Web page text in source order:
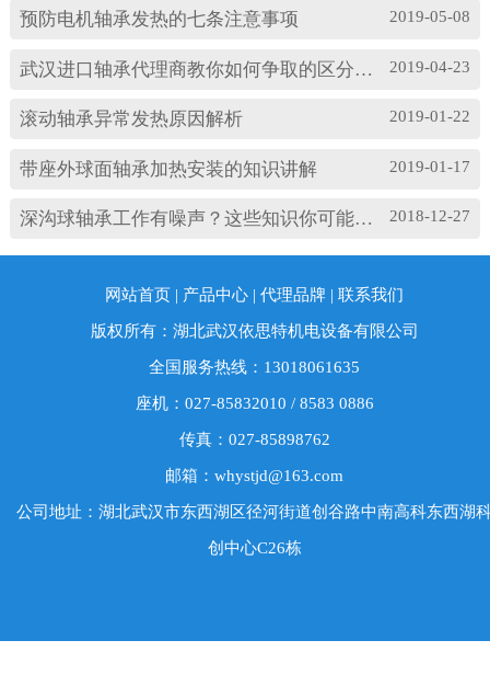
振动产生影响。其中造成温度过高的原因主要
松；(3)轴承与轴套配合过松；(4)润滑油有杂质；
损坏等。 另外，造成耐高温轴承出现异常振...
2019-05-08
预防电机轴承发热的七条注意事项
2019-04-23
武汉进口轴承代理商教你如何争取的区分高速轴承和低速轴承
2019-01-22
滚动轴承异常发热原因解析
2019-01-17
带座外球面轴承加热安装的知识讲解
2018-12-27
深沟球轴承工作有噪声？这些知识你可能忽略了
网站首页 | 产品中心 |代理品牌 |联系我们
版权所有：湖北武汉依思特机电设备有限公司
全国服务热线：13018061635
座机：027-85832010 / 8583 0886
传真：027-85898762
邮箱：whystjd@163.com
公司地址：湖北武汉市东西湖区径河街道创谷路中南高科东西湖
创中心C26栋